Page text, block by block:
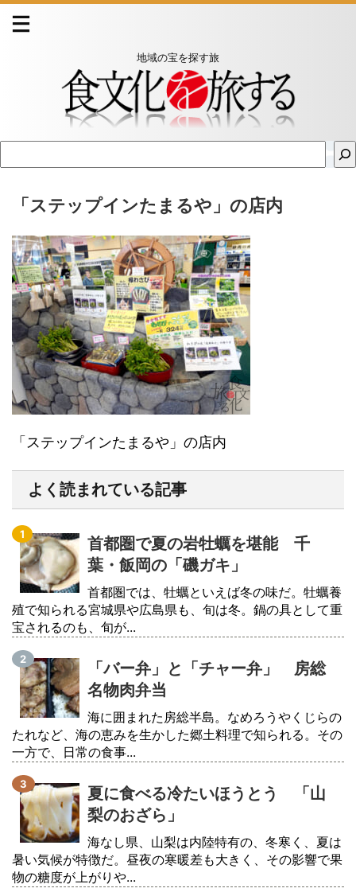
地域の宝を探す旅
「ステップインたまるや」の店内
「ステップインたまるや」の店内
よく読まれている記事
首都圏で夏の岩牡蠣を堪能 千
葉・飯岡の「磯ガキ」
首都圏では、牡蠣といえば冬の味だ。牡蠣養
殖で知られる宮城県や広島県も、旬は冬。鍋の具として重
宝されるのも、旬が...
「バー弁」と「チャー弁」 房総
名物肉弁当
海に囲まれた房総半島。なめろうやくじらの
たれなど、海の恵みを生かした郷土料理で知られる。その
一方で、日常の食事...
夏に食べる冷たいほうとう 「山
梨のおざら」
海なし県、山梨は内陸特有の、冬寒く、夏は
暑い気候が特徴だ。昼夜の寒暖差も大きく、その影響で果
物の糖度が上がりや...